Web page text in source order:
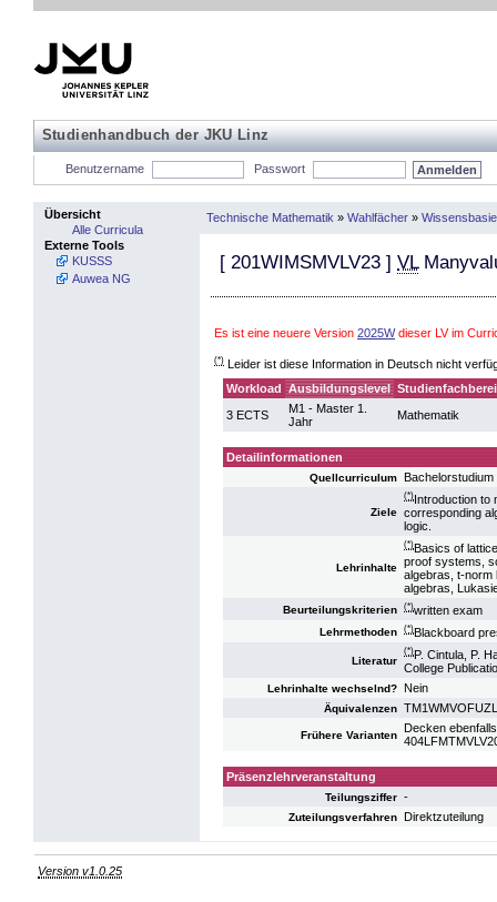
Studienhandbuch der JKU Linz
Benutzername Passwort
Übersicht
Alle Curricula
Externe Tools
KUSSS
Auwea NG
Technische Mathematik » Wahlfächer »
[ 201WIMSMVLV23 ] VL
Es ist eine neuere Version 2025Wdieser LV im
(*) Leider ist diese Information in Deutsch nicht
Workload Ausbildungslevel
3 ECTS
M1 - Master 1.
Jahr
Mathematik
Detailinformationen
Quellcurriculum
Ziele
(*)Introduction to
corresponding
logic.
Lehrinhalte
(*)Basics of
proof systems,
algebras, t-norm
algebras,
Beurteilungskriterien (*)written exam
Lehrmethoden (*)Blackboard
Literatur
(*)P. Cintula, P.
College
Lehrinhalte wechselnd? Nein
Äquivalenzen
Frühere Varianten
Decken
Präsenzlehrveranstaltung
Teilungsziffer -
Zuteilungsverfahren Direktzuteilung
Version v1.0.25